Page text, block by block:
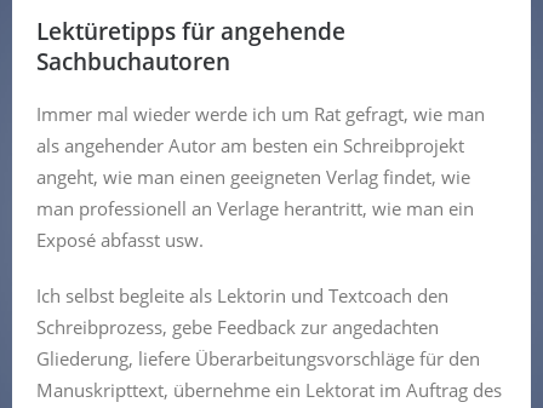
Lektüretipps für angehende
Sachbuchautoren
Immer mal wieder werde ich um Rat gefragt, wie man
als angehender Autor am besten ein Schreibprojekt
angeht, wie man einen geeigneten Verlag findet, wie
man professionell an Verlage herantritt, wie man ein
Exposé abfasst usw.
Ich selbst begleite als Lektorin und Textcoach den
Schreibprozess, gebe Feedback zur angedachten
Gliederung, liefere Überarbeitungsvorschläge für den
Manuskripttext, übernehme ein Lektorat im Auftrag des